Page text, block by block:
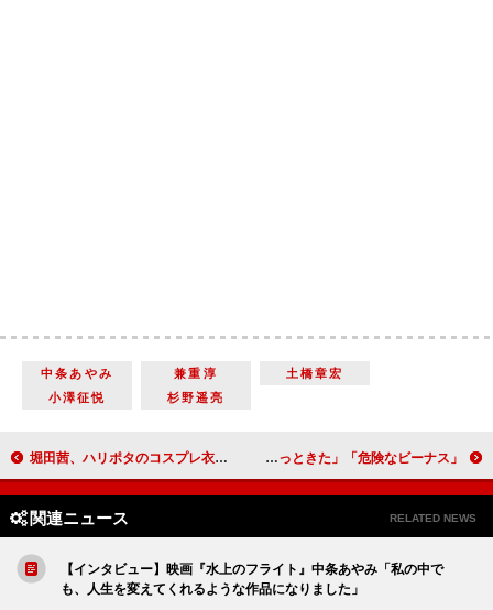
中条あやみ 兼重淳
土橋章宏
小澤征悦
杉野遥亮
堀田茜、ハリポタのコスプレ衣装で登場 クリスマスは「友達としっぽり飲めたら」 「危険なビーナス」妻夫木聡＆染谷将太の兄弟愛に反響 「明人と伯朗さんの兄弟の絆にウルっときた」
関連ニュース RELATED NEWS
【インタビュー】映画『水上のフライト』中条あやみ「私の中で
も、人生を変えてくれるような作品になりました」